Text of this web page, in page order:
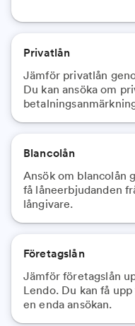
Privatlån
Jämför privatlån
Du kan ansöka om
Blancolån
Ansök om blancolån
få låneerbjudanden
långivare.
Företagslån
Jämför företagslån
Lendo. Du kan få
en enda ansökan.